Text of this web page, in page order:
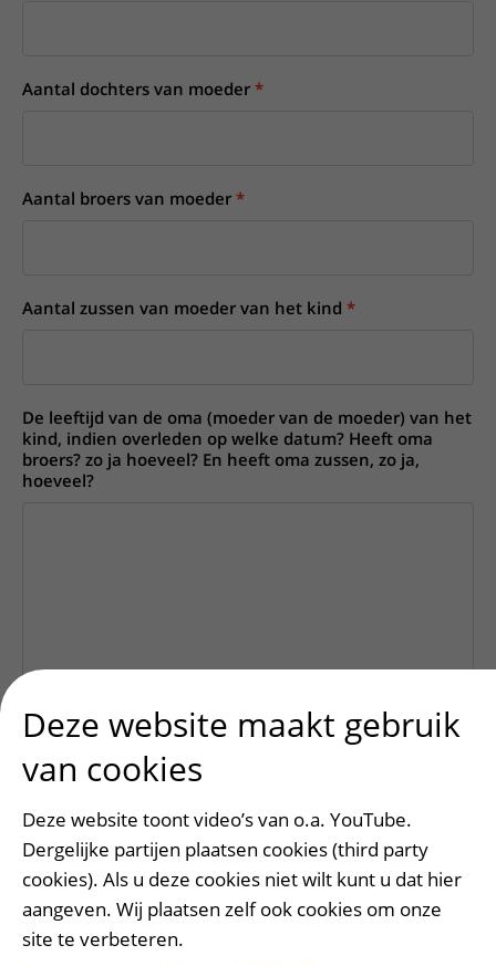
Aantal dochters van moeder
Aantal broers van moeder
Aantal zussen van moeder van het kind
De leeftijd van de oma (moeder van de moeder) van het
kind, indien overleden op welke datum? Heeft oma
broers? zo ja hoeveel? En heeft oma zussen, zo ja,
hoeveel?
De leeftijd van de opa (vader van de moeder) van het
kind, indien overleden op welke datum? Heeft opa
hoeveel?
Deze website maakt gebruik
van cookies
Deze website toont video’s van o.a. YouTube.
Dergelijke partijen plaatsen cookies (third party
cookies). Als u deze cookies niet wilt kunt u dat hier
aangeven. Wij plaatsen zelf ook cookies om onze
site te verbeteren.